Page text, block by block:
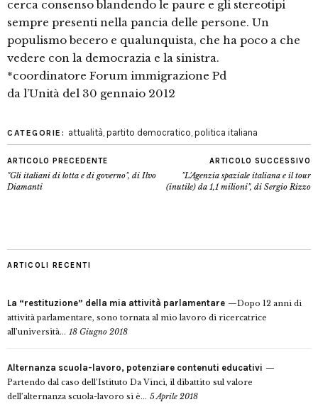
cerca consenso blandendo le paure e gli stereotipi
sempre presenti nella pancia delle persone. Un
populismo becero e qualunquista, che ha poco a che
vedere con la democrazia e la sinistra.
*coordinatore Forum immigrazione Pd
da l’Unità del 30 gennaio 2012
CATEGORIE: attualità, partito democratico, politica italiana
ARTICOLO PRECEDENTE
"Gli italiani di lotta e di governo", di Ilvo
Diamanti
ARTICOLO SUCCESSIVO
"L'Agenzia spaziale italiana e il tour
(inutile) da 1,1 milioni", di Sergio Rizzo
ARTICOLI RECENTI
La “restituzione” della mia attività parlamentare
Dopo 12 anni di
attività parlamentare, sono tornata al mio lavoro di ricercatrice
all’università... 18 Giugno 2018
Alternanza scuola-lavoro, potenziare contenuti educativi
Partendo dal caso dell’Istituto Da Vinci, il dibattito sul valore
dell’alternanza scuola-lavoro si è... 5 Aprile 2018